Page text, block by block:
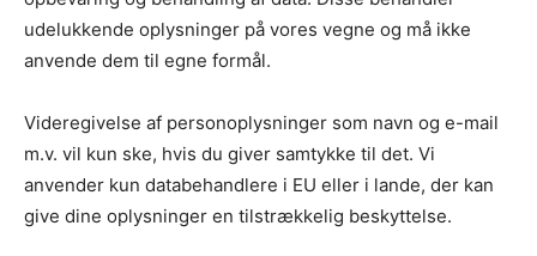
udelukkende oplysninger på vores vegne og må ikke
anvende dem til egne formål.
Videregivelse af personoplysninger som navn og e-mail
m.v. vil kun ske, hvis du giver samtykke til det. Vi
anvender kun databehandlere i EU eller i lande, der kan
give dine oplysninger en tilstrækkelig beskyttelse.